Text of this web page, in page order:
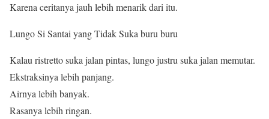
Karena ceritanya jauh lebih menarik dari itu.
Lungo Si Santai yang Tidak Suka buru buru
Kalau ristretto suka jalan pintas, lungo justru suka jalan memutar.
Ekstraksinya lebih panjang.
Airnya lebih banyak.
Rasanya lebih ringan.